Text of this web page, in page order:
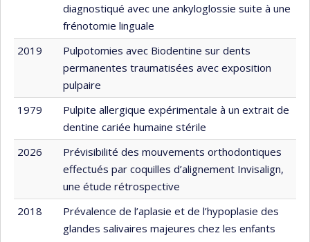
diagnostiqué avec une ankyloglossie suite à une
frénotomie linguale
2019
Pulpotomies avec Biodentine sur dents
permanentes traumatisées avec exposition
pulpaire
1979
Pulpite allergique expérimentale à un extrait de
dentine cariée humaine stérile
2026
Prévisibilité des mouvements orthodontiques
effectués par coquilles d’alignement Invisalign,
une étude rétrospective
2018
Prévalence de l’aplasie et de l’hypoplasie des
glandes salivaires majeures chez les enfants